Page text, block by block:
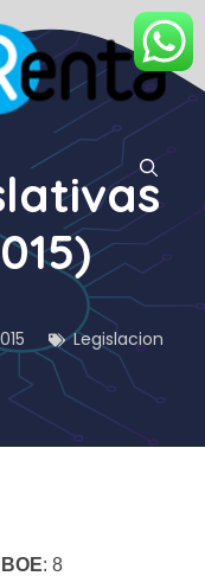
Legislacion
BOE: 8